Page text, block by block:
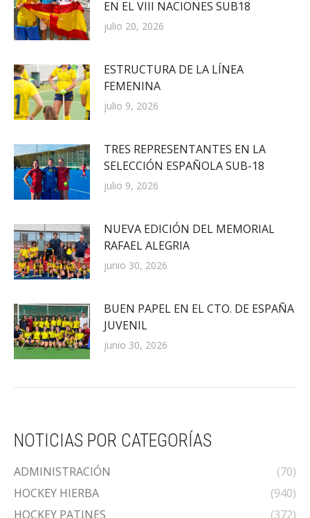
EN EL VIII NACIONES SUB18
julio 20, 2026
ESTRUCTURA DE LA LÍNEA
FEMENINA
julio 9, 2026
TRES REPRESENTANTES EN LA
SELECCIÓN ESPAÑOLA SUB-18
julio 9, 2026
NUEVA EDICIÓN DEL MEMORIAL
RAFAEL ALEGRIA
junio 30, 2026
BUEN PAPEL EN EL CTO. DE ESPAÑA
JUVENIL
junio 30, 2026
NOTICIAS POR CATEGORÍAS
ADMINISTRACIÓN
(70)
HOCKEY HIERBA
(940)
HOCKEY PATINES
(372)